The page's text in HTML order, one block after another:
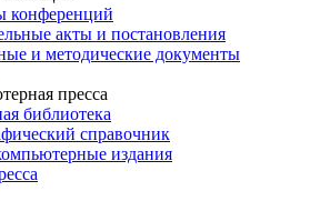
конференций
акты и постановления
и методические документы
пресса
библиотека
справочник
издания